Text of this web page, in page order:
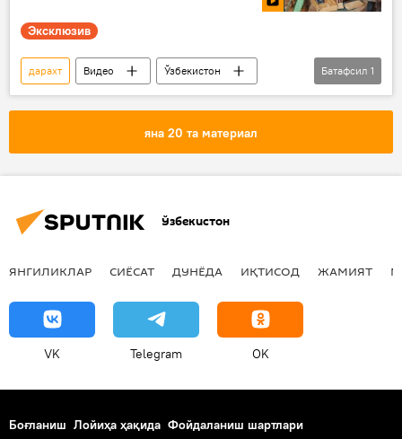
Эксклюзив
дарахт Видео
Ўзбекистон
Россия
Батафсил 1
яна 20 та материал
Ўзбекистон
ЯНГИЛИКЛАР СИЁСАТ ДУНЁДА ИҚТИСОД ЖАМИЯТ
VK Telegram OK
Боғланиш Лойиҳа ҳақида Фойдаланиш шартлари